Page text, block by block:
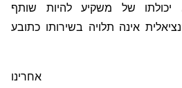
של משקיע להיות שותף
אינה תלויה בשירותו כתובע
אחרינו